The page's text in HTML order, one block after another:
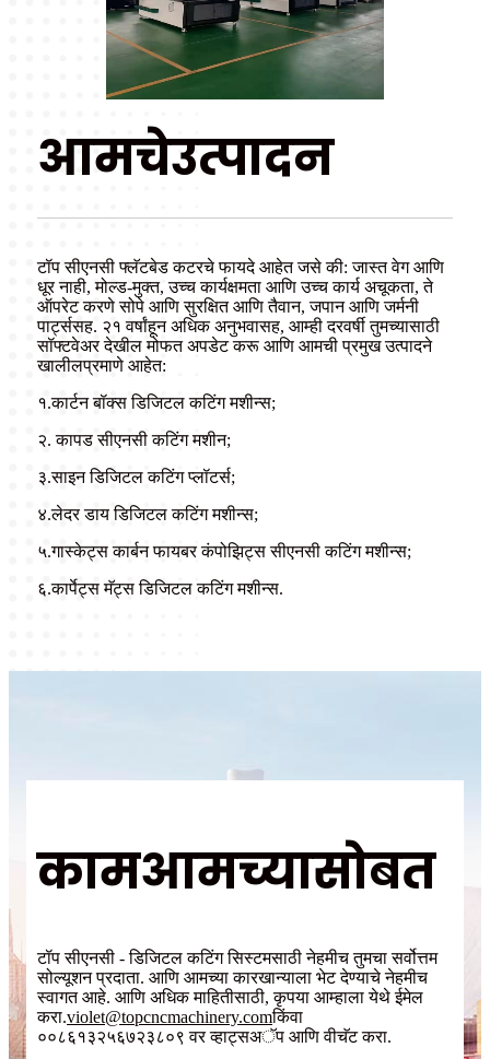
आमचेउत्पादन
टॉप सीएनसी फ्लॅटबेड कटरचे फायदे आहेत जसे की: जास्त वेग आणि
धूर नाही, मोल्ड-मुक्त, उच्च कार्यक्षमता आणि उच्च कार्य अचूकता, ते
ऑपरेट करणे सोपे आणि सुरक्षित आणि तैवान, जपान आणि जर्मनी
पार्ट्ससह. २१ वर्षांहून अधिक अनुभवासह, आम्ही दरवर्षी तुमच्यासाठी
सॉफ्टवेअर देखील मोफत अपडेट करू आणि आमची प्रमुख उत्पादने
खालीलप्रमाणे आहेत:
१.कार्टन बॉक्स डिजिटल कटिंग मशीन्स;
२. कापड सीएनसी कटिंग मशीन;
३.साइन डिजिटल कटिंग प्लॉटर्स;
४.लेदर डाय डिजिटल कटिंग मशीन्स;
५.गास्केट्स कार्बन फायबर कंपोझिट्स सीएनसी कटिंग मशीन्स;
६.कार्पेट्स मॅट्स डिजिटल कटिंग मशीन्स.
कामआमच्यासोबत
टॉप सीएनसी - डिजिटल कटिंग सिस्टमसाठी नेहमीच तुमचा सर्वोत्तम
सोल्यूशन प्रदाता. आणि आमच्या कारखान्याला भेट देण्याचे नेहमीच
स्वागत आहे. आणि अधिक माहितीसाठी, कृपया आम्हाला येथे ईमेल
करा.violet@topcncmachinery.comकिंवा
००८६१३२५६७२३८०९ वर व्हाट्सअॅप आणि वीचॅट करा.